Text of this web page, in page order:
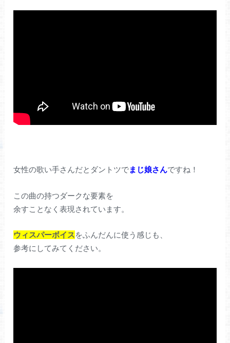
女性の歌い手さんだとダントツでまじ娘さんですね！
この曲の持つダークな要素を
余すことなく表現されています。
ウィスパーボイスをふんだんに使う感じも、
参考にしてみてください。